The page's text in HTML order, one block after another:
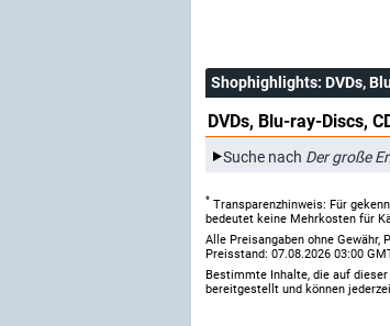
Shophighlights: DVDs,
DVDs, Blu-ray-Discs,
Suche nach Der große
* Transparenzhinweis: Für
bedeutet keine Mehrkosten für
Alle Preisangaben ohne Gewähr,
Preisstand: 07.08.2026 03:00
Bestimmte Inhalte, die auf dieser
bereitgestellt und können